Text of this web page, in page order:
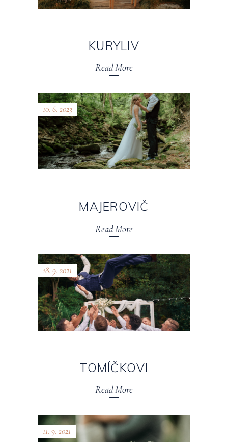
KURYLIV
Read More
10. 6. 2023
MAJEROVIČ
Read More
18. 9. 2021
TOMÍČKOVI
Read More
11. 9. 2021